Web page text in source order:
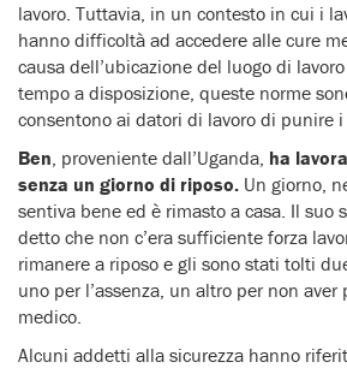
lavoro. Tuttavia, in un contesto in cui i
hanno difficoltà ad accedere alle cure
causa dell’ubicazione del luogo di
tempo a disposizione, queste norme
consentono ai datori di lavoro di punire
Ben, proveniente dall’Uganda, ha
senza un giorno di riposo. Un giorno,
sentiva bene ed è rimasto a casa. Il suo
detto che non c’era sufficiente forza
rimanere a riposo e gli sono stati tolti
uno per l’assenza, un altro per non
medico.
Alcuni addetti alla sicurezza hanno